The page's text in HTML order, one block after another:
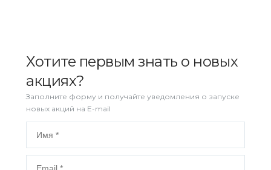
Хотите первым знать о новых
акциях?
Заполните форму и получайте уведомления о запуске
новых акций на E-mail